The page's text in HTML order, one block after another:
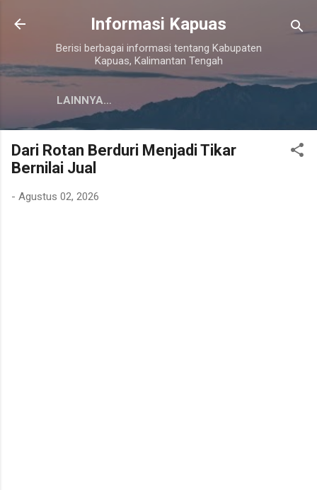
Langsung ke konten utama
Informasi Kapuas
Berisi berbagai informasi tentang Kabupaten
Kapuas, Kalimantan Tengah
LAINNYA…
Dari Rotan Berduri Menjadi Tikar
Bernilai Jual
- Agustus 02, 2026